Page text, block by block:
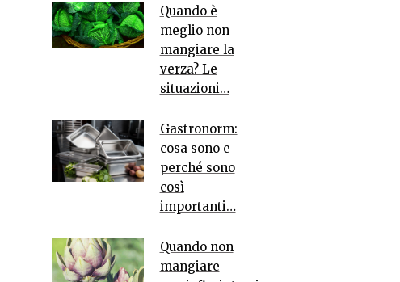
Quando è
meglio non
mangiare la
verza? Le
situazioni…
Gastronorm:
cosa sono e
perché sono
così
importanti…
Quando non
mangiare